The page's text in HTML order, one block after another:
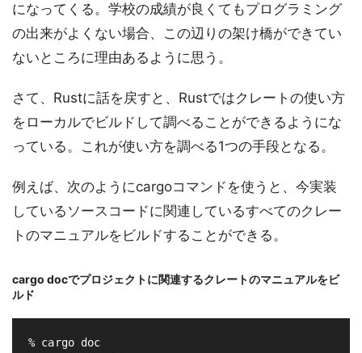
になってくる。学校の成績が良くてもプログラミング
の出来がよくない場合、この辺りの架け橋ができてい
ないところに理由あるように思う。
さて、Rustに話を戻すと、Rustではクレートの使い方
をローカルでビルドして調べることができるようにな
っている。これが使い方を調べる1つの手段となる。
例えば、次のようにcargoコマンドを使うと、今実装
しているソースコードに関連しているすべてのクレー
トのマニュアルをビルドすることができる。
cargo docでプロジェクトに関連するクレートのマニュアルをビ
ルド
% cargo doc